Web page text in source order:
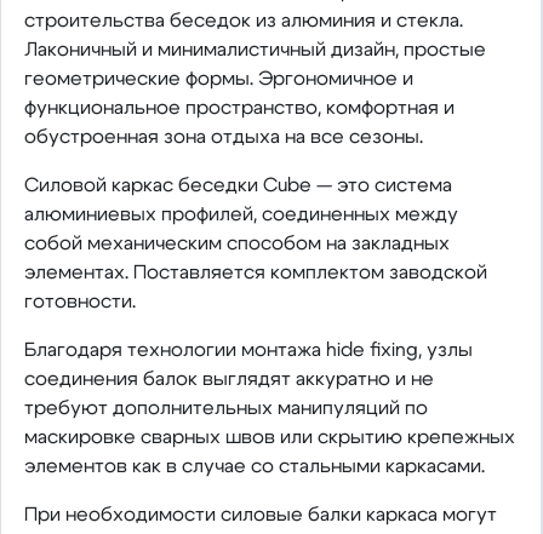
строительства беседок из алюминия и стекла.
Лаконичный и минималистичный дизайн, простые
геометрические формы. Эргономичное и
функциональное пространство, комфортная и
обустроенная зона отдыха на все сезоны.
Силовой каркас беседки Cube — это система
алюминиевых профилей, соединенных между
собой механическим способом на закладных
элементах. Поставляется комплектом заводской
готовности.
Благодаря технологии монтажа hide fixing, узлы
соединения балок выглядят аккуратно и не
требуют дополнительных манипуляций по
маскировке сварных швов или скрытию крепежных
элементов как в случае со стальными каркасами.
При необходимости силовые балки каркаса могут